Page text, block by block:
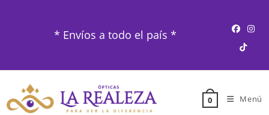
* Envíos a todo el país *
0 Menú